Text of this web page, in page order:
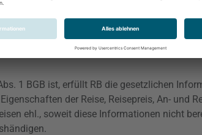
den Abschluss einer Versicherung zur
1 BGB ist, erfüllt RB die gesetzlichen
der Reise, Reisepreis, An- und
ehl., soweit diese Informationen nicht